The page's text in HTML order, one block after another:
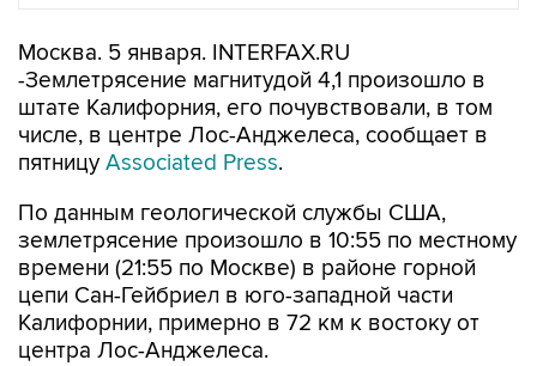
Москва. 5 января. INTERFAX.RU
-Землетрясение магнитудой 4,1 произошло в
штате Калифорния, его почувствовали, в том
числе, в центре Лос-Анджелеса, сообщает в
пятницу Associated Press.
По данным геологической службы США,
землетрясение произошло в 10:55 по местному
времени (21:55 по Москве) в районе горной
цепи Сан-Гейбриел в юго-западной части
Калифорнии, примерно в 72 км к востоку от
центра Лос-Анджелеса.